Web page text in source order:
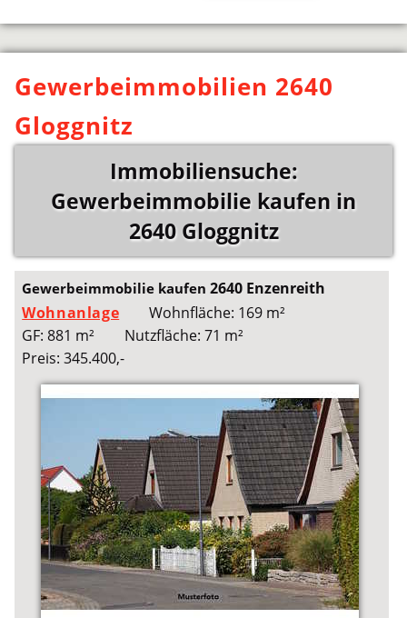
Gewerbeimmobilien 2640
Gloggnitz
Immobiliensuche:
Gewerbeimmobilie kaufen in
2640 Gloggnitz
Gewerbeimmobilie kaufen2640 Enzenreith
Wohnanlage
Wohnfläche: 169 m²
GF: 881 m²
Nutzfläche: 71 m²
Preis: 345.400,-